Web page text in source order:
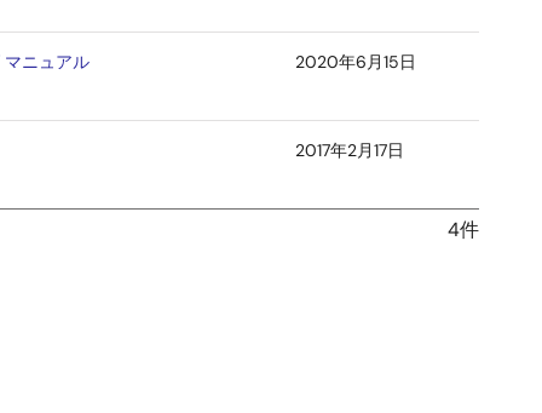
ニュアル
2020年6月15日
2017年2月17日
4件